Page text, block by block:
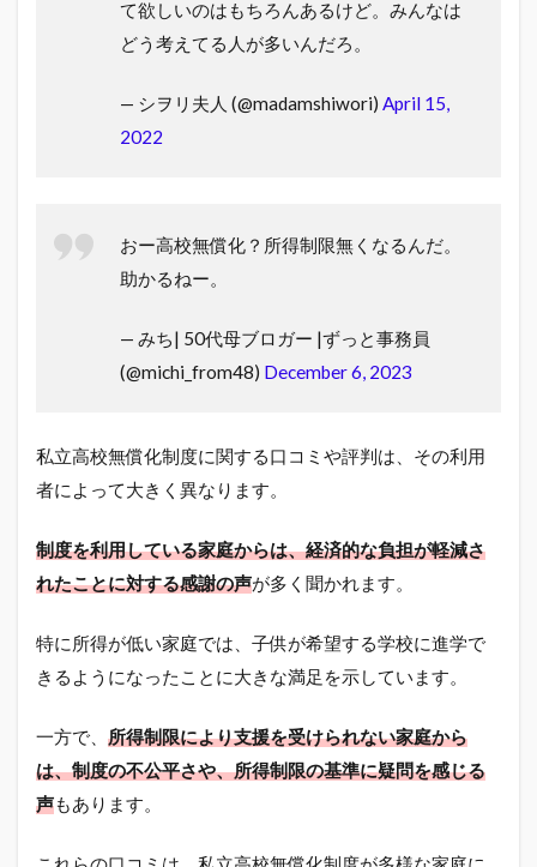
て欲しいのはもちろんあるけど。みんなは
どう考えてる人が多いんだろ。
— シヲリ夫人 (@madamshiwori) April 15,
2022
おー高校無償化？所得制限無くなるんだ。
助かるねー。
— みち| 50代母ブロガー |ずっと事務員
(@michi_from48) December 6, 2023
私立高校無償化制度に関する口コミや評判は、その利用
者によって大きく異なります。
制度を利用している家庭からは、経済的な負担が軽減さ
れたことに対する感謝の声が多く聞かれます。
特に所得が低い家庭では、子供が希望する学校に進学で
きるようになったことに大きな満足を示しています。
一方で、 所得制限により支援を受けられない家庭から
は、制度の不公平さや、所得制限の基準に疑問を感じる
声もあります。